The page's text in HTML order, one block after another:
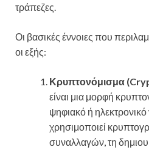
τράπεζες.
Οι βασικές έννοιες που
οι εξής:
Κρυπτονόμισμα
είναι μια μορφή
ψηφιακό ή
χρησιμοποιεί
συναλλαγών, τη